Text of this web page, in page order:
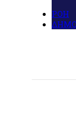
ΡΟΗ